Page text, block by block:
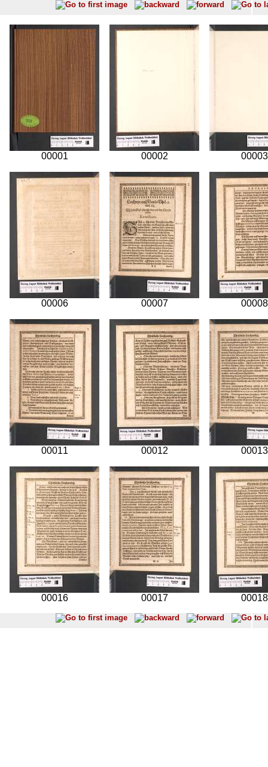
00001 00002 00003
00006 00007 00008
00011 00012 00013
00016 00017 00018